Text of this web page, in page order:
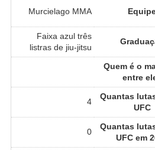
Murcielago MMA
Faixa azul três
listras de jiu-jitsu
Quem é o
entre
4
Quantas
UFC
0
Quantas
UFC em